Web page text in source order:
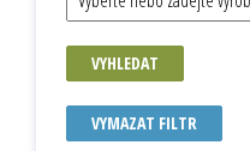
VYHLEDAT
VYMAZAT FILTR